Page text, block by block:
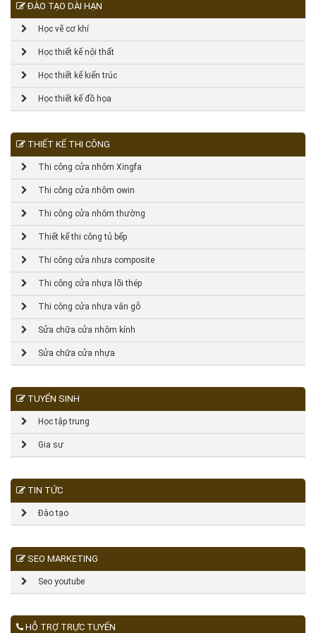
ĐÀO TẠO DÀI HẠN
Học vẽ cơ khí
Học thiết kế nội thất
Học thiết kế kiến trúc
Học thiết kế đồ họa
THIẾT KẾ THI CÔNG
Thi công cửa nhôm Xingfa
Thi công cửa nhôm owin
Thi công cửa nhôm thường
Thiết kế thi công tủ bếp
Thi công cửa nhựa composite
Thi công cửa nhựa lõi thép
Thi công cửa nhựa vân gỗ
Sửa chữa cửa nhôm kính
Sửa chữa cửa nhựa
TUYỂN SINH
Học tập trung
Gia sư
TIN TỨC
Đào tạo
SEO MARKETING
Seo youtube
HỖ TRỢ TRỰC TUYẾN